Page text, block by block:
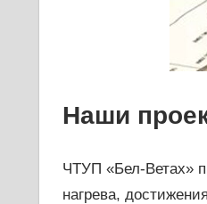
Наши
ЧТУП «Бел-Ветах»
нагрева,